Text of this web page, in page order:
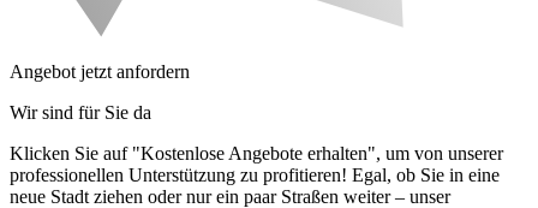
Angebot jetzt anfordern
Wir sind für Sie da
Klicken Sie auf "Kostenlose Angebote erhalten", um von unserer
professionellen Unterstützung zu profitieren! Egal, ob Sie in eine
neue Stadt ziehen oder nur ein paar Straßen weiter – unser